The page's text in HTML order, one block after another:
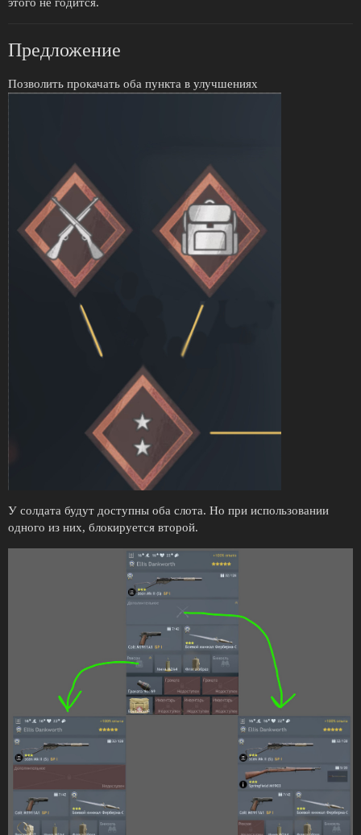
Предложение
Позволить прокачать оба пункта в улучшениях
У солдата будут доступны оба слота. Но при использовании
одного из них, блокируется второй.